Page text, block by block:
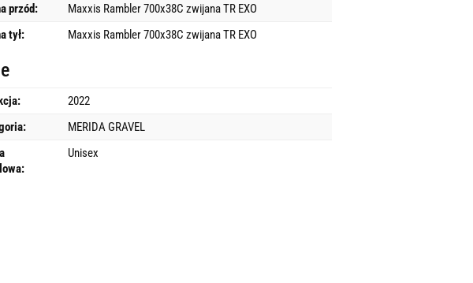
przód:
Maxxis Rambler 700x38C zwijana TR EXO
tył:
Maxxis Rambler 700x38C zwijana TR EXO
2022
MERIDA GRAVEL
Unisex